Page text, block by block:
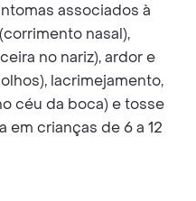
associados à
nasal),
no nariz), ardor e
lacrimejamento,
céu da boca) e tosse
em crianças de 6 a 12